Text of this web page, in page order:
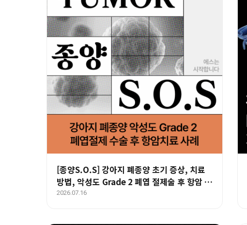
[종양S.O.S] 강아지 폐종양 초기 증상, 치료
방법, 악성도 Grade 2 폐엽 절제술 후 항암 치
료 사례
2026.07.16